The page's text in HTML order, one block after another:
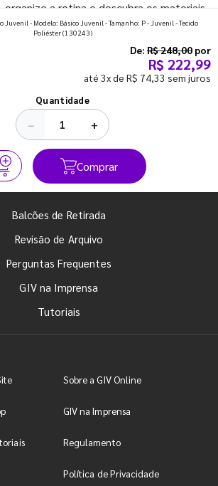
organize a rotina e descubra os materiais
para começar o segundo
Juvenil - Modelo: Básico Juvenil - Tamanho: P - Juvenil - Tecido
Poliéster(130243)
De: R$ 248,00 por
R$ 222,99
até 3x de R$ 74,33 sem juros
Quantidade
− +
Comprar
Balcões de Retirada
Revisão de Arquivo
Perguntas Frequentes
GIV na Imprensa
Tutoriais
Sobre a GIV Online
GIV na Imprensa
Regulamento
Política de Privacidade